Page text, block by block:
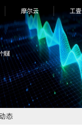
摩尔云 工
态